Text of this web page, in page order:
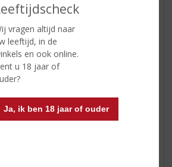
vragen altijd naar
leeftijd, in de
en ook online.
u 18 jaar of
Ja, ik ben 18 jaar of ouder
75 CL
12.5% vol
Wit
de kleur is strogeel met een
frisse en intense aroma's van